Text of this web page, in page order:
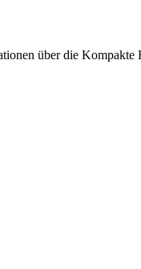
über die Kompakte